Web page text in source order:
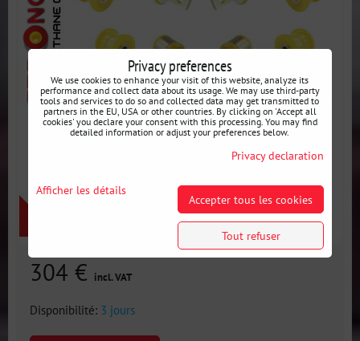
304 € incl. VAT
Disponibilité: 3 jours
Privacy preferences
We use cookies to enhance your visit of this website, analyze its
performance and collect data about its usage. We may use third-party
tools and services to do so and collected data may get transmitted to
partners in the EU, USA or other countries. By clicking on 'Accept all
cookies' you declare your consent with this processing. You may find
detailed information or adjust your preferences below.
Privacy declaration
Afficher les détails
Accepter tous les cookies
Tout refuser